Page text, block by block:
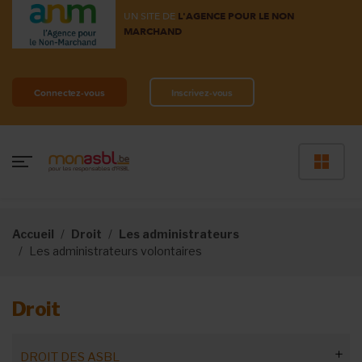
UN SITE DE L'AGENCE POUR LE NON
MARCHAND
Connectez-vous Inscrivez-vous
Accueil Droit
Les administrateurs
Les administrateurs volontaires
Droit
DROIT DES ASBL